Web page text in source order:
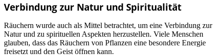
Verbindung zur Natur und Spiritualität
Räuchern wurde auch als Mittel betrachtet, um eine Verbindung zur
Natur und zu spirituellen Aspekten herzustellen. Viele Menschen
glauben, dass das Räuchern von Pflanzen eine besondere Energie
freisetzt und den Geist öffnen kann.